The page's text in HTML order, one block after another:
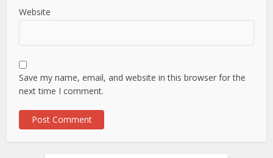
Website
Save my name, email, and website in this browser for the
next time I comment.